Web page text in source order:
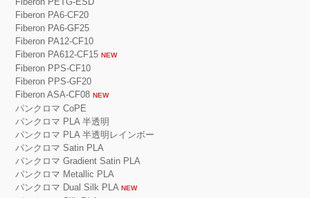
Fiberon PA6-CF20
Fiberon PA6-GF25
Fiberon PA12-CF10
Fiberon PA612-CF15 NEW
Fiberon PPS-CF10
Fiberon PPS-GF20
Fiberon ASA-CF08 NEW
パンクロマ CoPE
パンクロマ PLA 半透明
パンクロマ PLA 半透明レインボー
パンクロマ Satin PLA
パンクロマ Gradient Satin PLA
パンクロマ Metallic PLA
パンクロマ Dual Silk PLA NEW